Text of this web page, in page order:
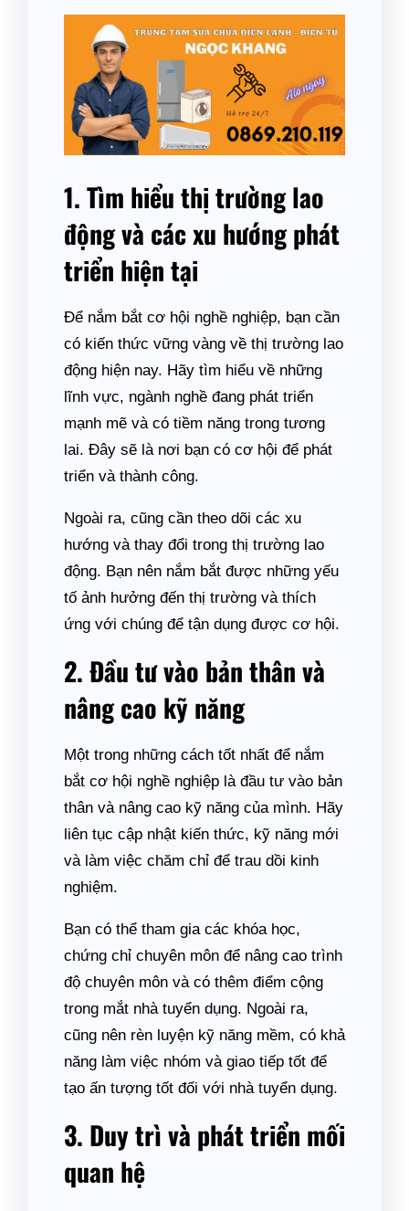
1. Tìm hiểu thị trường lao
động và các xu hướng phát
triển hiện tại
Để nắm bắt cơ hội nghề nghiệp, bạn cần
có kiến thức vững vàng về thị trường lao
động hiện nay. Hãy tìm hiểu về những
lĩnh vực, ngành nghề đang phát triển
mạnh mẽ và có tiềm năng trong tương
lai. Đây sẽ là nơi bạn có cơ hội để phát
triển và thành công.
Ngoài ra, cũng cần theo dõi các xu
hướng và thay đổi trong thị trường lao
động. Bạn nên nắm bắt được những yếu
tố ảnh hưởng đến thị trường và thích
ứng với chúng để tận dụng được cơ hội.
2. Đầu tư vào bản thân và
nâng cao kỹ năng
Một trong những cách tốt nhất để nắm
bắt cơ hội nghề nghiệp là đầu tư vào bản
thân và nâng cao kỹ năng của mình. Hãy
liên tục cập nhật kiến thức, kỹ năng mới
và làm việc chăm chỉ để trau dồi kinh
nghiệm.
Bạn có thể tham gia các khóa học,
chứng chỉ chuyên môn để nâng cao trình
độ chuyên môn và có thêm điểm cộng
trong mắt nhà tuyển dụng. Ngoài ra,
cũng nên rèn luyện kỹ năng mềm, có khả
năng làm việc nhóm và giao tiếp tốt để
tạo ấn tượng tốt đối với nhà tuyển dụng.
3. Duy trì và phát triển mối
quan hệ